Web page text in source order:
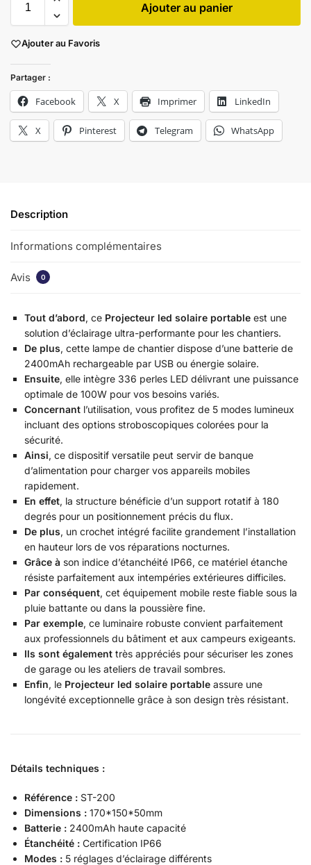
Ajouter au panier
Ajouter au Favoris
Partager :
Facebook X Imprimer LinkedIn
X Pinterest Telegram WhatsApp
Description
Informations complémentaires
Avis 0
Tout d’abord, ce Projecteur led solaire portable est une
solution d’éclairage ultra-performante pour les chantiers.
De plus, cette lampe de chantier dispose d’une batterie de
2400mAh rechargeable par USB ou énergie solaire.
Ensuite, elle intègre 336 perles LED délivrant une puissance
optimale de 100W pour vos besoins variés.
Concernant l’utilisation, vous profitez de 5 modes lumineux
incluant des options stroboscopiques colorées pour la
sécurité.
Ainsi, ce dispositif versatile peut servir de banque
d’alimentation pour charger vos appareils mobiles
rapidement.
En effet, la structure bénéficie d’un support rotatif à 180
degrés pour un positionnement précis du flux.
De plus, un crochet intégré facilite grandement l’installation
en hauteur lors de vos réparations nocturnes.
Grâce à son indice d’étanchéité IP66, ce matériel étanche
résiste parfaitement aux intempéries extérieures difficiles.
Par conséquent, cet équipement mobile reste fiable sous la
pluie battante ou dans la poussière fine.
Par exemple, ce luminaire robuste convient parfaitement
aux professionnels du bâtiment et aux campeurs exigeants.
Ils sont également très appréciés pour sécuriser les zones
de garage ou les ateliers de travail sombres.
Enfin, le Projecteur led solaire portable assure une
longévité exceptionnelle grâce à son design très résistant.
Détails techniques :
Référence : ST-200
Dimensions : 170*150*50mm
Batterie : 2400mAh haute capacité
Étanchéité : Certification IP66
Modes : 5 réglages d’éclairage différents